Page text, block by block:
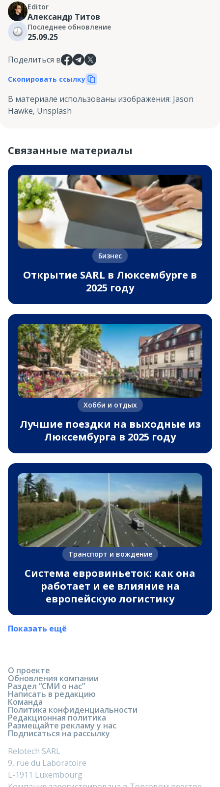
Editor
Александр Титов
Последнее обновление
25.09.25
Поделиться в
Скопировать ссылку
В материале использованы изображения: Jason
Hawke, Unsplash
Связанные материалы
Бизнес
Открытие SARL в Люксембурге в
2025 году
Хобби и отдых
Лучшие поездки на выходные из
Люксембурга в 2025 году
Транспорт и вождение
Система евровиньеток: как она
работает и ее влияние на
европейскую логистику
Показать ещё
О проекте
Обновления компании
Раздел “СМИ о нас”
Написать в редакцию
Команда
Политика конфиденциальности
Редакционная политика
Размещайте рекламу у нас
Подписаться на рассылку
Relotech SARL
9, rue du Laboratoire
L-1911 Luxembourg